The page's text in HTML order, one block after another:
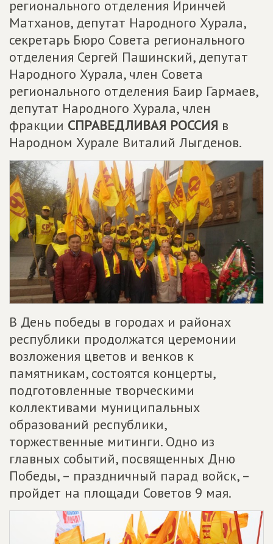
регионального отделения Иринчей
Матханов, депутат Народного Хурала,
секретарь Бюро Совета регионального
отделения Сергей Пашинский, депутат
Народного Хурала, член Совета
регионального отделения Баир Гармаев,
депутат Народного Хурала, член
фракции СПРАВЕДЛИВАЯ РОССИЯ в
Народном Хурале Виталий Лыгденов.
В День победы в городах и районах
республики продолжатся церемонии
возложения цветов и венков к
памятникам, состоятся концерты,
подготовленные творческими
коллективами муниципальных
образований республики,
торжественные митинги. Одно из
главных событий, посвященных Дню
Победы, – праздничный парад войск, –
пройдет на площади Советов 9 мая.